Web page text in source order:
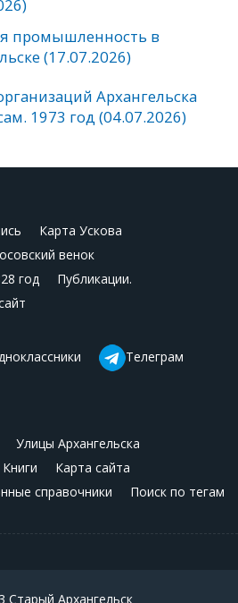
промышленность в
(17.07.2026)
Архангельска
1973 год (04.07.2026)
Карта Ускова
венок
год
Публикации.
Телеграм
Улицы Архангельска
Книги
Карта сайта
справочники Поиск по тегам
Старый Архангельск